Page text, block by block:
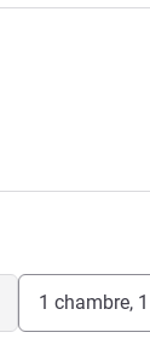
1 chambre,